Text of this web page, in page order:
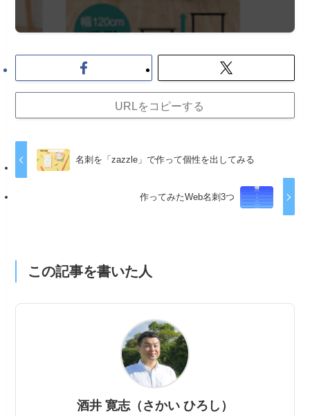
URLをコピーする
名刺を「zazzle」で作って個性を出してみる
作ってみたWeb名刺3つ
この記事を書いた人
酒井 寛志（さかい ひろし）